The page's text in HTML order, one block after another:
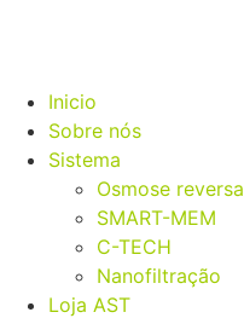
Inicio
Sobre nós
Sistema
Osmose reversa
SMART-MEM
C-TECH
Nanofiltração
Loja AST